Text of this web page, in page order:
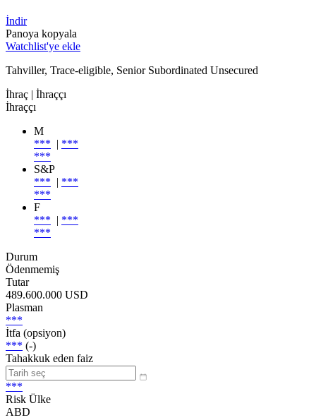
İndir
Panoya kopyala
Watchlist'ye ekle
Tahviller, Trace-eligible, Senior Subordinated Unsecured
İhraç | İhraççı
İhraççı
M
*** | ***
***
S&P
*** | ***
***
F
*** | ***
***
Durum
Ödenmemiş
Tutar
489.600.000 USD
Plasman
***
İtfa (opsiyon)
*** (-)
Tahakkuk eden faiz
***
Risk Ülke
ABD